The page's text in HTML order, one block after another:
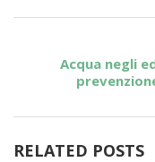
Acqua negli
RELATED POSTS